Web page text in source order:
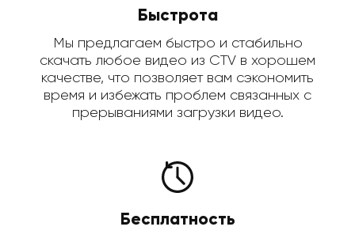
Быстрота
Мы предлагаем быстро и стабильно
скачать любое видео из CTV в хорошем
качестве, что позволяет вам сэкономить
время и избежать проблем связанных с
прерываниями загрузки видео.
Бесплатность